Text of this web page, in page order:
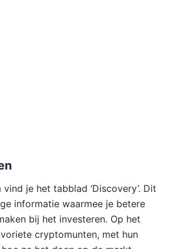
je het tabblad ‘Discovery’. Dit
informatie waarmee je betere
bij het investeren. Op het
cryptomunten, met hun